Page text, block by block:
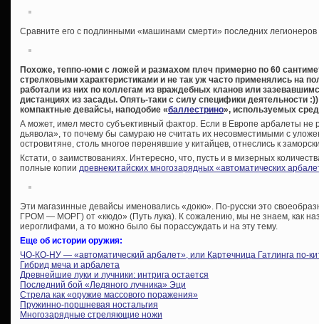
Сравните его с подлинными «машинами смерти» последних легионеров
Похоже, теппо-юми с ложей и размахом плеч примерно по 60
стрелковыми характеристиками и не так уж часто применялись на
работали из них по коллегам из враждебных кланов или
дистанциях из засады. Опять-таки с силу специфики деятельности
компактные девайсы, наподобие «баллестрино», используемых
А может, имел место субъективный фактор. Если в Европе арбалеты не
дьявола», то почему бы самураю не считать их несовместимыми с
островитяне, столь многое перенявшие у китайцев, отнеслись к
Кстати, о заимствованиях. Интересно, что, пусть и в мизерных
полные копии древнекитайских многозарядных «автоматических
Эти магазинные девайсы именовались «докю». По-русски это
ГРОМ — МОРГ) от «кюдо» (Путь лука). К сожалению, мы не знаем, как
иероглифами, а то можно было бы порассуждать и на эту тему.
Еще об истории оружия:
ЧО-КО-НУ — «автоматический арбалет», или Картечница Гатлинга по-
Гибрид меча и арбалета
Древнейшие луки и лучники: интрига остается
Последний бой «Ледяного лучника» Эци
Стрела как «оружие массового поражения»
Пружинно-поршневая ностальгия
Многозарядные стреляющие ножи